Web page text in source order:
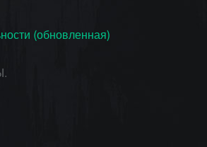
(обновленная)